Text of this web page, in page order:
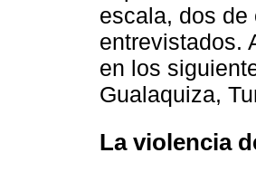
escala, dos
entrevistados.
en los
Gualaquiza,
La violencia